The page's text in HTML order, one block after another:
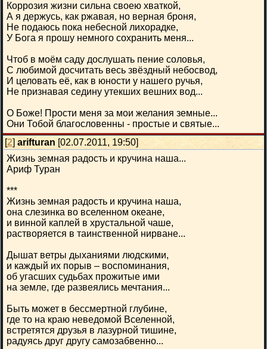
Коррозия жизни сильна своею хваткой,
А я держусь, как ржавая, но верная броня,
Не подаюсь пока небесной лихорадке,
У Бога я прошу немного сохранить меня...
Чтоб в моём саду дослушать пение соловья,
С любимой досчитать весь звёздный небосвод,
И целовать её, как в юности у нашего ручья,
Не признавая седину утекших вешних вод...
О Боже! Прости меня за мои желания земные...
Они Тобой благословенны - простые и святые...
[2] arifturan [02.07.2011, 19:50]
Жизнь земная радость и кручина наша...
Ариф Туран
***
Жизнь земная радость и кручина наша,
она слезинка во вселенном океане,
и винной каплей в хрустальной чаше,
растворяется в таинственной нирване...
Дышат ветры дыханиями людскими,
и каждый их порыв – воспоминания,
об угасших судьбах прожитые ими
на земле, где развеялись мечтания...
Быть может в бессмертной глубине,
где то на краю неведомой Вселенной,
встретятся друзья в лазурной тишине,
радуясь друг другу самозабвенно...